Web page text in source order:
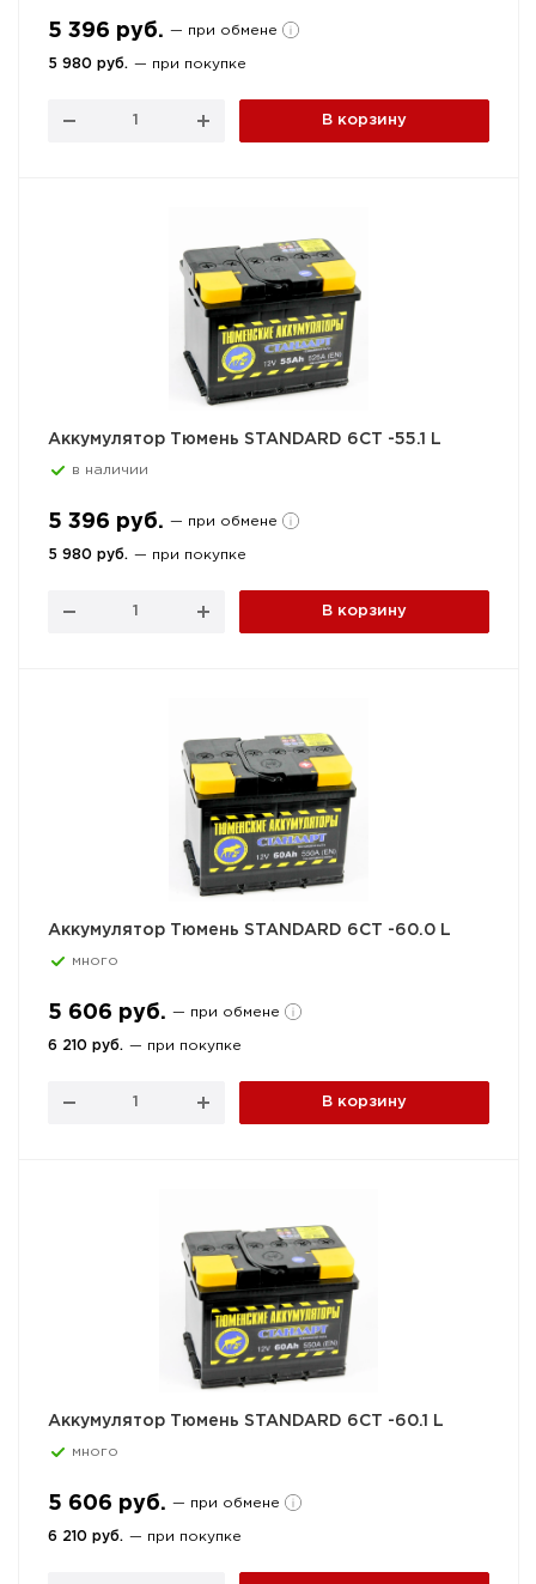
5 396 руб. — при обмене
5 980 руб. — при покупке
В корзину
Аккумулятор Тюмень STANDARD 6СТ -55.1 L
в наличии
5 396 руб. — при обмене
5 980 руб. — при покупке
В корзину
Аккумулятор Тюмень STANDARD 6СТ -60.0 L
много
5 606 руб. — при обмене
6 210 руб. — при покупке
В корзину
Аккумулятор Тюмень STANDARD 6СТ -60.1 L
много
5 606 руб. — при обмене
6 210 руб. — при покупке